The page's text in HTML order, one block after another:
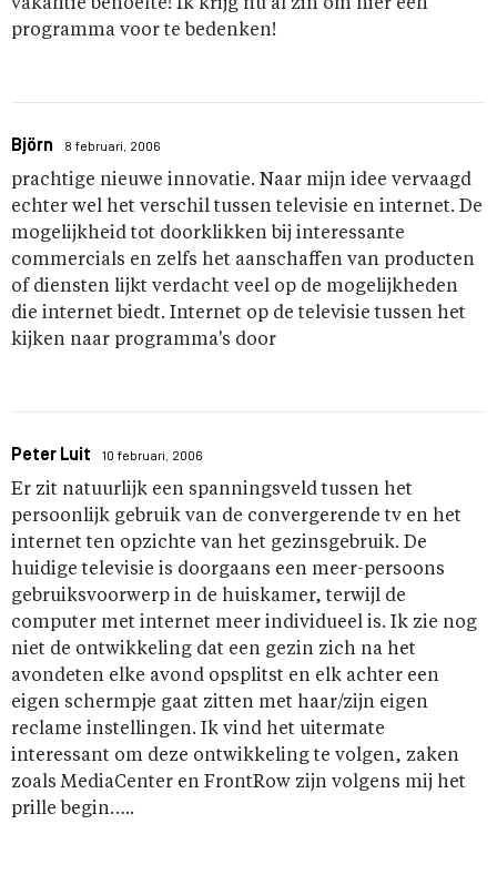
vakantie behoefte! Ik krijg nu al zin om hier een
programma voor te bedenken!
Björn 8 februari, 2006
prachtige nieuwe innovatie. Naar mijn idee vervaagd
echter wel het verschil tussen televisie en internet. De
mogelijkheid tot doorklikken bij interessante
commercials en zelfs het aanschaffen van producten
of diensten lijkt verdacht veel op de mogelijkheden
die internet biedt. Internet op de televisie tussen het
kijken naar programma's door
Peter Luit 10 februari, 2006
Er zit natuurlijk een spanningsveld tussen het
persoonlijk gebruik van de convergerende tv en het
internet ten opzichte van het gezinsgebruik. De
huidige televisie is doorgaans een meer-persoons
gebruiksvoorwerp in de huiskamer, terwijl de
computer met internet meer individueel is. Ik zie nog
niet de ontwikkeling dat een gezin zich na het
avondeten elke avond opsplitst en elk achter een
eigen schermpje gaat zitten met haar/zijn eigen
reclame instellingen. Ik vind het uitermate
interessant om deze ontwikkeling te volgen, zaken
zoals MediaCenter en FrontRow zijn volgens mij het
prille begin…..